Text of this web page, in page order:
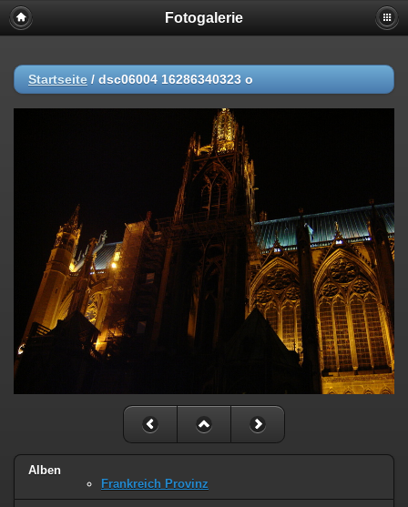
Fotogalerie
Startseite / dsc06004 16286340323 o
Alben
Frankreich Provinz